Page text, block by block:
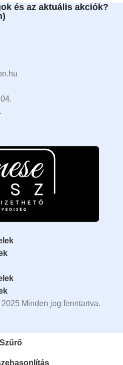
és az aktuális akciók?
Minden jog fenntartva.
Szűrő